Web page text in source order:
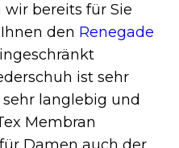
bereits für Sie
den Renegade
ist sehr
langlebig und
Membran